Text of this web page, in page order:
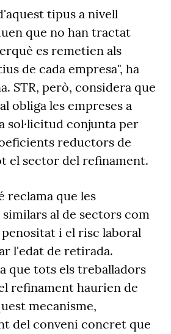
tipus a nivell
que no han tractat
es remetien als
de cada empresa", ha
STR, però, considera que
obliga les empreses a
sol·licitud conjunta per
reductors de
el sector del refinament.
reclama que les
al de sectors com
penositat i el risc laboral
l'edat de retirada.
que tots els treballadors
refinament haurien de
mecanisme,
del conveni concret que